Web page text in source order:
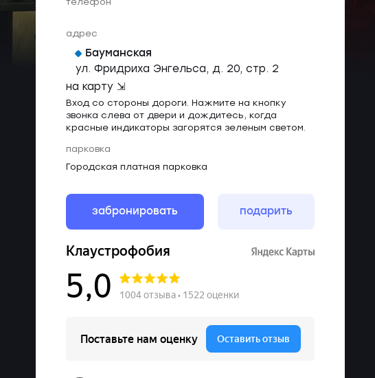
адрес
Бауманская
ул. Фридриха Энгельса, д. 20, стр. 2
на карту ⇲
Вход со стороны дороги. Нажмите на кнопку
звонка слева от двери и дождитесь, когда
красные индикаторы загорятся зеленым светом.
парковка
Городская платная парковка
забронировать подарить